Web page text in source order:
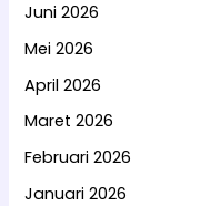
Juni 2026
Mei 2026
April 2026
Maret 2026
Februari 2026
Januari 2026